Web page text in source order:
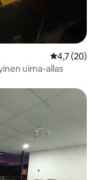
4,7 (20)
uima-allas